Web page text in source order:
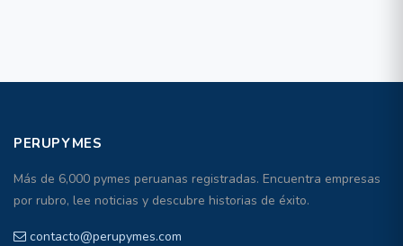
PERUPYMES
Más de 6,000 pymes peruanas registradas. Encuentra empresas
por rubro, lee noticias y descubre historias de éxito.
contacto@perupymes.com